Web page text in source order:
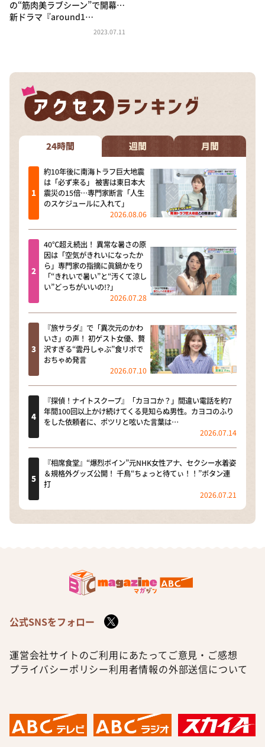
の“筋肉美ラブシーン”で開幕…
新ドラマ『around1…
2023.07.11
24時間 週間 月間
約10年後に南海トラフ巨大地震
は「必ず来る」 被害は東日本大
震災の15倍…専門家断言「人生
のスケジュールに入れて」
2026.08.06
40℃超え続出！ 異常な暑さの原
因は「空気がきれいになったか
ら」専門家の指摘に眞鍋かをり
「“きれいで暑い”と“汚くて涼し
い”どっちがいいの!?」
2026.07.28
『旅サラダ』で「異次元のかわ
いさ」の声！ 初ゲスト女優、贅
沢すぎる“雲丹しゃぶ”食リポで
おちゃめ発言
2026.07.10
『探偵！ナイトスクープ』「カヨコか？」間違い電話を約7
年間100回以上かけ続けてくる見知らぬ男性。カヨコのふり
をした依頼者に、ポツリと呟いた言葉は…
2026.07.14
『相席食堂』“爆烈ボイン”元NHK女性アナ、セクシー水着姿
＆規格外グッズ公開！ 千鳥“ちょっと待てぃ！！”ボタン連
打
2026.07.21
公式SNSをフォロー
運営会社サイトのご利用にあたって ご意見・ご感想
プライバシーポリシー利用者情報の外部送信について